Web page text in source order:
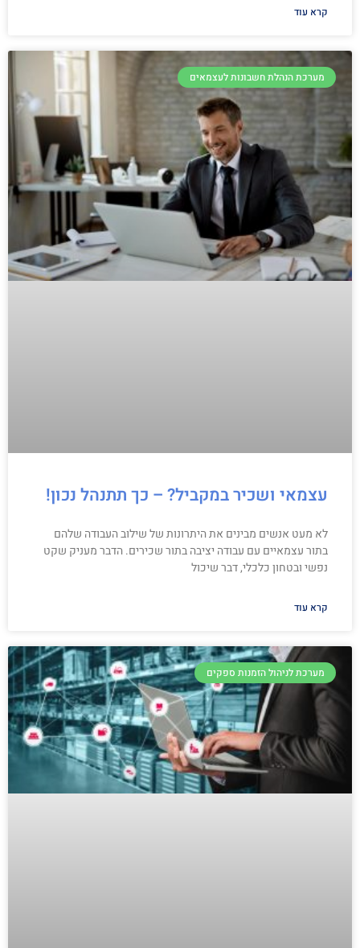
קרא עוד
מערכת הנהלת חשבונות לעצמאים
עצמאי ושכיר במקביל? – כך תתנהל נכון!
לא מעט אנשים מבינים את היתרונות של שילוב העבודה שלהם
בתור עצמאיים עם עבודה יציבה בתור שכירים. הדבר מעניק שקט
נפשי ובטחון כלכלי, דבר שיכול
קרא עוד
מערכת לניהול הזמנות ספקים